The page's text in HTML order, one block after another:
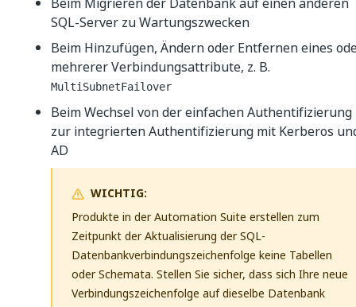
SQL-Server zu Wartungszwecken
Beim Hinzufügen, Ändern oder Entfernen eines
mehrerer Verbindungsattribute, z. B.
MultiSubnetFailover
Beim Wechsel von der einfachen Authentifizierung
zur integrierten Authentifizierung mit Kerberos
AD
WICHTIG:
Produkte in der Automation Suite erstellen zum
Zeitpunkt der Aktualisierung der SQL-
Datenbankverbindungszeichenfolge keine Tabellen
oder Schemata. Stellen Sie sicher, dass sich Ihre neue
Verbindungszeichenfolge auf dieselbe Datenbank